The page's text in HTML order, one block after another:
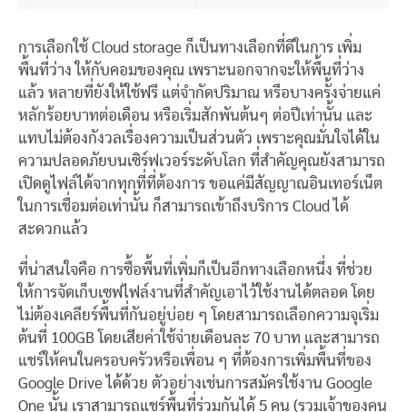
การเลือกใช้ Cloud storage ก็เป็นทางเลือกที่ดีในการ เพิ่ม
พื้นที่ว่าง ให้กับคอมของคุณ เพราะนอกจากจะให้พื้นที่ว่าง
แล้ว หลายที่ยังให้ใช้ฟรี แต่จำกัดปริมาณ หรือบางครั้งจ่ายแค่
หลักร้อยบาทต่อเดือน หรือเริ่มสักพันต้นๆ ต่อปีเท่านั้น และ
แทบไม่ต้องกังวลเรื่องความเป็นส่วนตัว เพราะคุณมั่นใจได้ใน
ความปลอดภัยบนเซิร์ฟเวอร์ระดับโลก ที่สำคัญคุณยังสามารถ
เปิดดูไฟล์ได้จากทุกที่ที่ต้องการ ขอแค่มีสัญญาณอินเทอร์เน็ต
ในการเชื่อมต่อเท่านั้น ก็สามารถเข้าถึงบริการ Cloud ได้
สะดวกแล้ว
ที่น่าสนใจคือ การซื้อพื้นที่เพิ่มก็เป็นอีกทางเลือกหนึ่ง ที่ช่วย
ให้การจัดเก็บเซฟไฟล์งานที่สำคัญเอาไว้ใช้งานได้ตลอด โดย
ไม่ต้องเคลียร์พื้นที่กันอยู่บ่อย ๆ โดยสามารถเลือกความจุเริ่ม
ต้นที่ 100GB โดยเสียค่าใช้จ่ายเดือนละ 70 บาท และสามารถ
แชร์ให้คนในครอบครัวหรือเพื่อน ๆ ที่ต้องการเพิ่มพื้นที่ของ
Google Drive ได้ด้วย ตัวอย่างเช่นการสมัครใช้งาน Google
One นั้น เราสามารถแชร์พื้นที่ร่วมกันได้ 5 คน (รวมเจ้าของคน